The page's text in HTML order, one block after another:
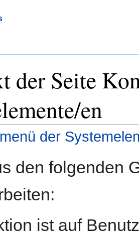
der Seite
en
der
den folgenden
ist auf